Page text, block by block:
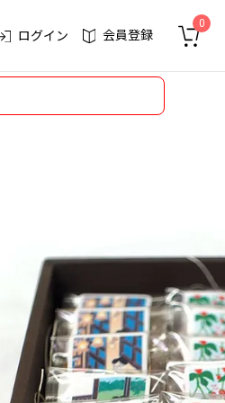
0
会員登録
ログイン